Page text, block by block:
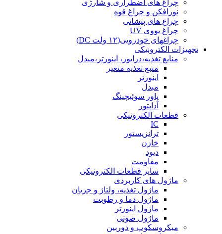
چراغ های اضطراری و شارژی
نورافکن و چراغ قوه
چراغ های پیشانی
چراغ یووی UV
چراغهای خودرویی(۱۲ ولت DC)
تجهیزات الکترونیکی
منابع تغذیه،درایور، اینورتر،مبدل
منبع تغذیه متغیر
اینورتر
مبدل
پاور سوئیچینگ
آداپتور
قطعات الکترونیکی
IC
ترانزیستور
خازن
دیود
مقاومت
سایر قطعات الکترونیکی
ماژول های کاربردی
ماژول تغذیه، ولتاژ و جریان
ماژول دما و رطوبت
ماژول اینورتر
ماژول صوتی
میکروسکوپ و دوربین